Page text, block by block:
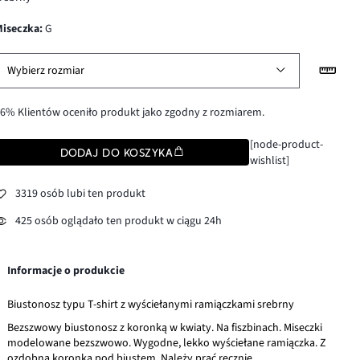
Miseczka:G
Wybierz rozmiar
Klientów oceniło produkt jako zgodny z rozmiarem.
DODAJ DO KOSZYKA
[node-product-
wishlist]
3319 osób lubi ten produkt
425 osób oglądało ten produkt w ciągu 24h
Informacje o produkcie
Biustonosz typu T-shirt z wyściełanymi ramiączkami srebrny
Bezszwowy biustonosz z koronką w kwiaty. Na fiszbinach. Miseczki
modelowane bezszwowo. Wygodne, lekko wyściełane ramiączka. Z